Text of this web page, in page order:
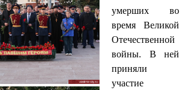
умерших во
время Великой
Отечественной
войны. В ней
приняли
участие